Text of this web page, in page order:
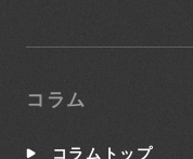
コラム
コラムトップ